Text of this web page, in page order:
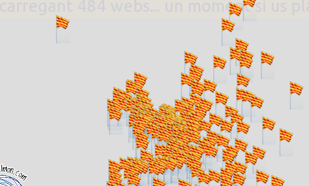
484 webs... un moment si us